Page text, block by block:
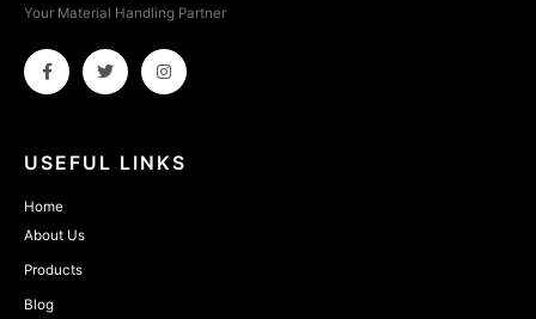
Your Material Handling Partner
USEFUL LINKS
Home
About Us
Products
Blog